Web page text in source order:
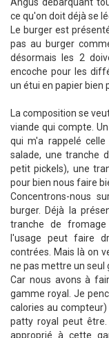
ce qu'on doit déjà se
Le burger est
pas au burger
désormais les 2
encoche pour les
un étui en papier bien
La composition se
viande qui compte.
qui m'a rappelé
salade, une tranche
petit pickels), une
pour bien nous faire
Concentrons-nous
burger. Déjà la
tranche de
l'usage peut faire
contrées. Mais là on
ne pas mettre un seul
Car nous avons à
gamme royal. Je
calories au
patty royal peut
approprié à cette